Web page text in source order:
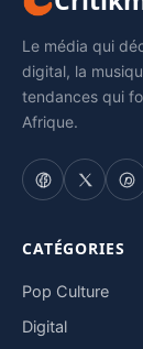
Le média qui
digital, la
tendances qui
Afrique.
CATÉGORIES
Pop Culture
Digital